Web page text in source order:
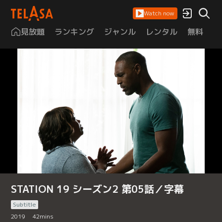
Watch now
見放題 ランキング ジャンル レンタル 無料
STATION 19 シーズン2 第05話／字幕
Subtitle
2019
42mins